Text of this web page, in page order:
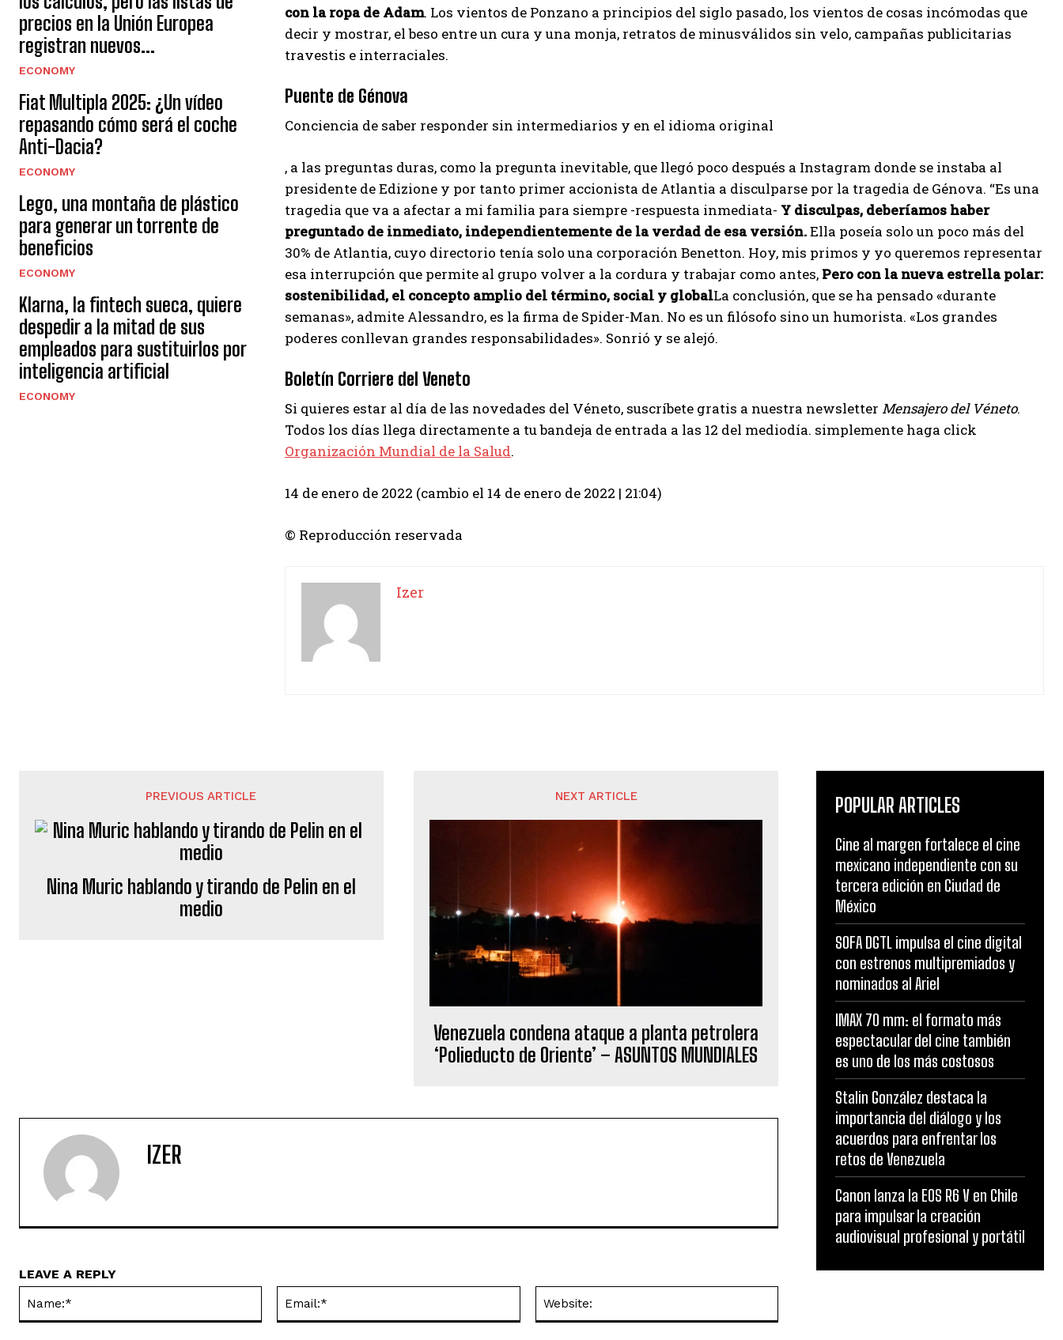
Izer
precios en la Unión Europea
registran nuevos...
ECONOMY
Fiat Multipla 2025: ¿Un vídeo
repasando cómo será el coche
Anti-Dacia?
ECONOMY
Lego, una montaña de plástico
para generar un torrente de
beneficios
ECONOMY
Klarna, la fintech sueca, quiere
despedir a la mitad de sus
empleados para sustituirlos por
inteligencia artificial
ECONOMY
con la ropa de Adam. Los vientos de Ponzano a principios del siglo pasado, los vientos de cosas incómodas que
decir y mostrar, el beso entre un cura y una monja, retratos de minusválidos sin velo, campañas publicitarias
travestis e interraciales.
Puente de Génova
Conciencia de saber responder sin intermediarios y en el idioma original
, a las preguntas duras, como la pregunta inevitable, que llegó poco después a Instagram donde se instaba al
presidente de Edizione y por tanto primer accionista de Atlantia a disculparse por la tragedia de Génova. “Es una
tragedia que va a afectar a mi familia para siempre -respuesta inmediata- Y disculpas, deberíamos haber
preguntado de inmediato, independientemente de la verdad de esa versión.Ella poseía solo un poco más del
30% de Atlantia, cuyo directorio tenía solo una corporación Benetton. Hoy, mis primos y yo queremos representar
esa interrupción que permite al grupo volver a la cordura y trabajar como antes, Pero con la nueva estrella polar:
sostenibilidad, el concepto amplio del término, social y globalLa conclusión, que se ha pensado «durante
semanas», admite Alessandro, es la firma de Spider-Man. No es un filósofo sino un humorista. «Los grandes
poderes conllevan grandes responsabilidades». Sonrió y se alejó.
Boletín Corriere del Veneto
Si quieres estar al día de las novedades del Véneto, suscríbete gratis a nuestra newsletter Mensajero del Véneto.
Todos los días llega directamente a tu bandeja de entrada a las 12 del mediodía. simplemente haga click
Organización Mundial de la Salud.
14 de enero de 2022 (cambio el 14 de enero de 2022 | 21:04)
© Reproducción reservada
Izer
PREVIOUS ARTICLE
Nina Muric hablando y tirando de Pelin en el
medio
NEXT ARTICLE
Venezuela condena ataque a planta petrolera
‘Polieducto de Oriente’ – ASUNTOS MUNDIALES
IZER
LEAVE A REPLY
POPULAR ARTICLES
Cine al margen fortalece el cine
mexicano independiente con su
tercera edición en Ciudad de
México
SOFA DGTL impulsa el cine digital
con estrenos multipremiados y
nominados al Ariel
IMAX 70 mm: el formato más
espectacular del cine también
es uno de los más costosos
Stalin González destaca la
importancia del diálogo y los
acuerdos para enfrentar los
retos de Venezuela
Canon lanza la EOS R6 V en Chile
para impulsar la creación
audiovisual profesional y portátil